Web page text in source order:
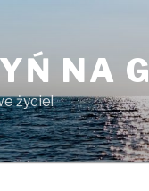
NA
życie!